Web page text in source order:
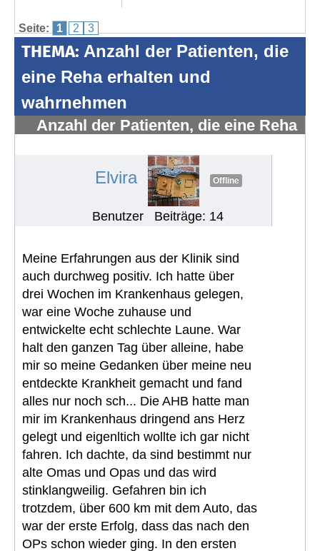
Seite: 1 2 3
THEMA: Anzahl der Patienten, die
eine Reha erhalten und
wahrnehmen
Anzahl der Patienten, die eine Reha
Elvira Offline
Benutzer Beiträge: 14
Meine Erfahrungen aus der Klinik sind
auch durchweg positiv. Ich hatte über
drei Wochen im Krankenhaus gelegen,
war eine Woche zuhause und
entwickelte echt schlechte Laune. War
halt den ganzen Tag über alleine, habe
mir so meine Gedanken über meine neu
entdeckte Krankheit gemacht und fand
alles nur noch sch... Die AHB hatte man
mir im Krankenhaus dringend ans Herz
gelegt und eigenltich wollte ich gar nicht
fahren. Ich dachte, da sind bestimmt nur
alte Omas und Opas und das wird
stinklangweilig. Gefahren bin ich
trotzdem, über 600 km mit dem Auto, das
war der erste Erfolg, dass das nach den
OPs schon wieder ging. In den ersten